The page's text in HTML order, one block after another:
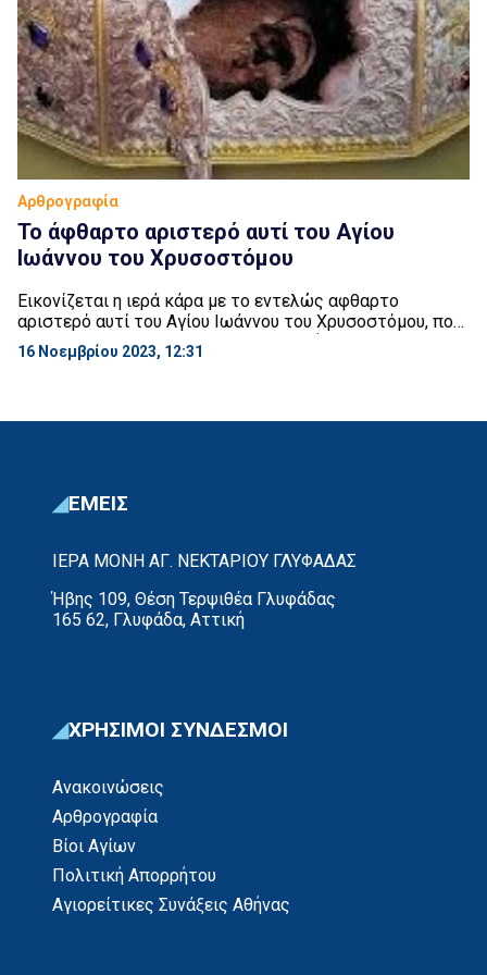
Αρθρογραφία
Το άφθαρτο αριστερό αυτί του Αγίου
Ιωάννου του Χρυσοστόμου
Εικονίζεται η ιερά κάρα με το εντελώς αφθαρτο
αριστερό αυτί του Αγίου Ιωάννου του Χρυσοστόμου, που
θησαυριζεται στην Ιερά Μεγίστη Μονή Βατοπαιδιου, στο
Άγιο Όρος, και παραμένει έτσι επί 1600 ολόκληρα
ομολογίας της αλήθειας και αυθεντικότητας της
16 Νοεμβρίου 2023, 12:31
ΕΜΕΙΣ
ΙΕΡΑ ΜΟΝΗ ΑΓ. ΝΕΚΤΑΡΙΟΥ ΓΛΥΦΑΔΑΣ
Ήβης 109, Θέση Τερψιθέα Γλυφάδας
165 62, Γλυφάδα, Αττική
ΧΡΗΣΙΜΟΙ ΣΥΝΔΕΣΜΟΙ
Ανακοινώσεις
Αρθρογραφία
Βίοι Αγίων
Πολιτική Απορρήτου
Αγιορείτικες Συνάξεις Αθήνας